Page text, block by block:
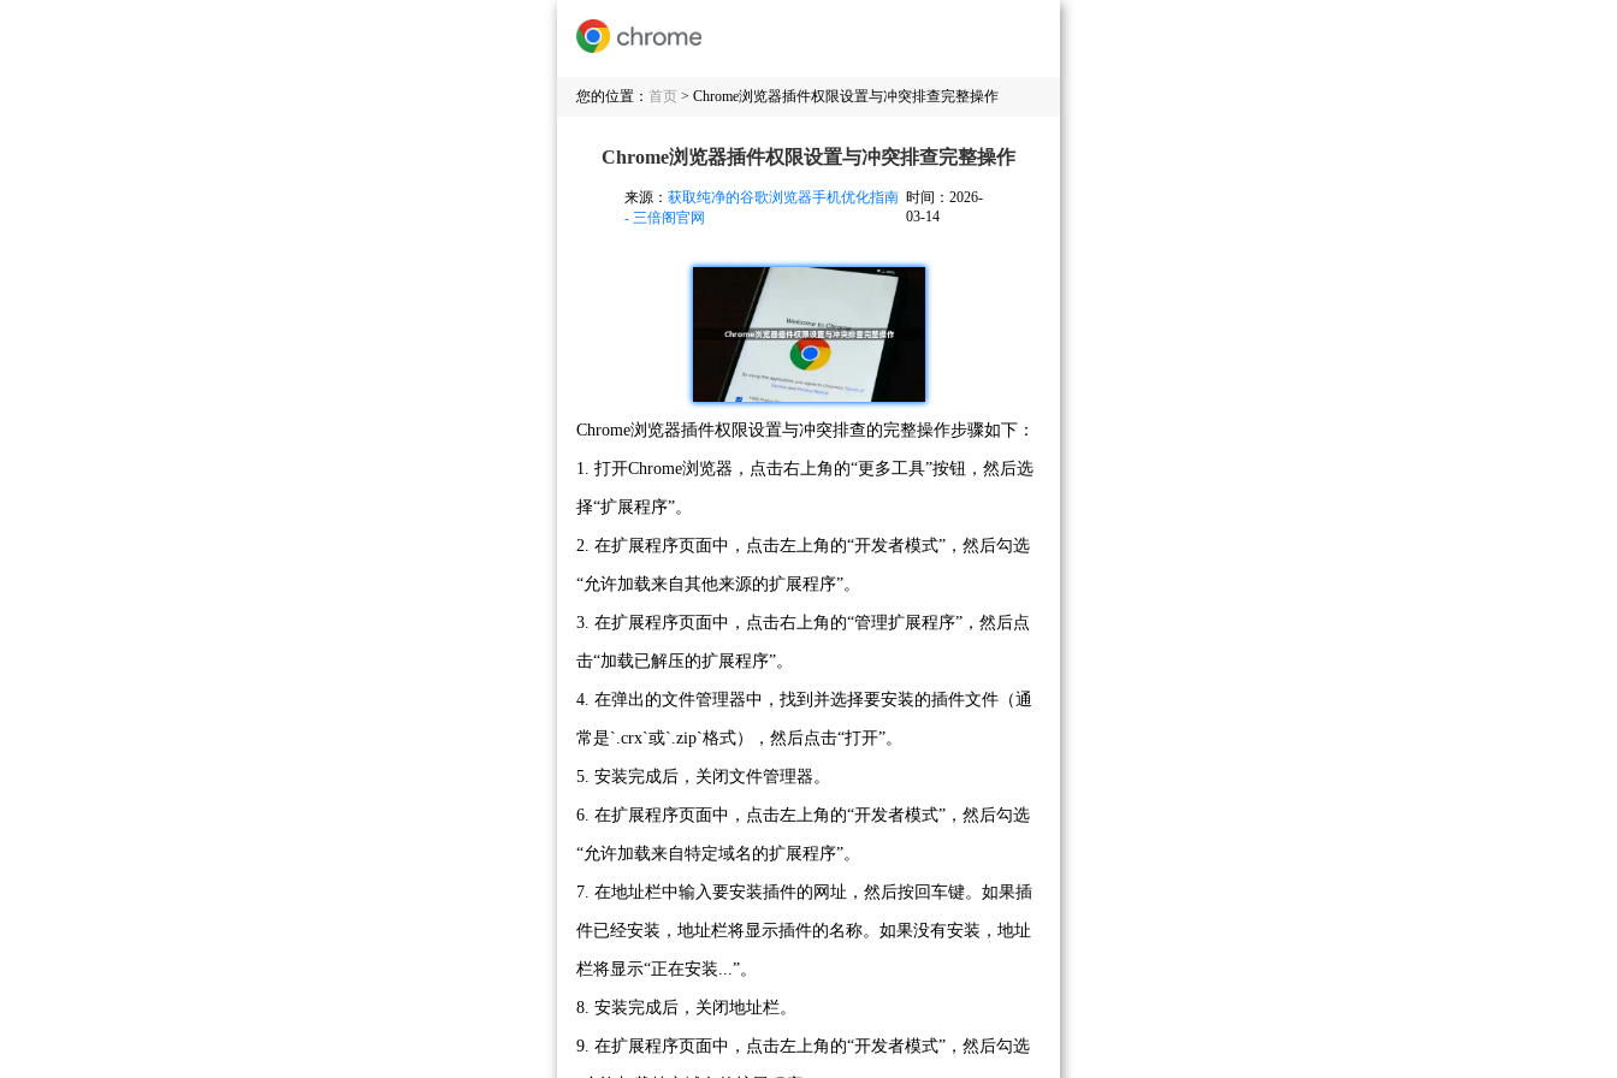
您的位置： 首页 > Chrome浏览器插件权限设置与冲突排查完整操作
Chrome浏览器插件权限设置与冲突排查完整操作
来源： 获取纯净的谷歌浏览器手机优化指南
- 三倍阁官网
时间：2026-
03-14
Chrome浏览器插件权限设置与冲突排查的完整操作步骤如下：
1. 打开Chrome浏览器，点击右上角的“更多工具”按钮，然后选
择“扩展程序”。
2. 在扩展程序页面中，点击左上角的“开发者模式”，然后勾选
“允许加载来自其他来源的扩展程序”。
3. 在扩展程序页面中，点击右上角的“管理扩展程序”，然后点
击“加载已解压的扩展程序”。
4. 在弹出的文件管理器中，找到并选择要安装的插件文件（通
常是`.crx`或`.zip`格式），然后点击“打开”。
5. 安装完成后，关闭文件管理器。
6. 在扩展程序页面中，点击左上角的“开发者模式”，然后勾选
“允许加载来自特定域名的扩展程序”。
7. 在地址栏中输入要安装插件的网址，然后按回车键。如果插
件已经安装，地址栏将显示插件的名称。如果没有安装，地址
栏将显示“正在安装...”。
8. 安装完成后，关闭地址栏。
9. 在扩展程序页面中，点击左上角的“开发者模式”，然后勾选